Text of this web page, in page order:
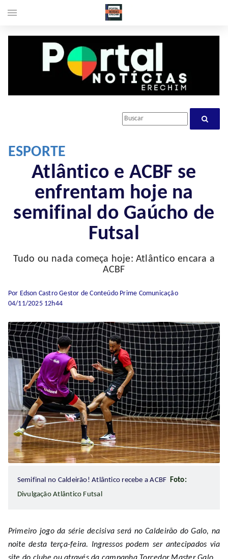
ESPORTE
Atlântico e ACBF se
enfrentam hoje na
semifinal do Gaúcho de
Futsal
Tudo ou nada começa hoje: Atlântico encara a
ACBF
Por Edson Castro Gestor de Conteúdo Prime Comunicação
04/11/2025 12h44
Semifinal no Caldeirão! Atlântico recebe a ACBF Foto:
Divulgação Atlântico Futsal
Primeiro jogo da série decisiva será no Caldeirão do Galo, na
noite desta terça-feira. Ingressos podem ser antecipados via
menu